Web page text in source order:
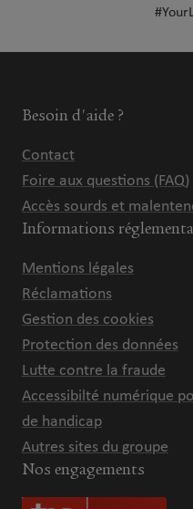
Besoin d'aide ?
Contact
Foire aux questions (FAQ)
Accès sourds et
Informations
Mentions légales
Réclamations
Gestion des cookies
Protection des données
Lutte contre la fraude
Accessibilté numérique
de handicap
Autres sites du groupe
Nos engagements